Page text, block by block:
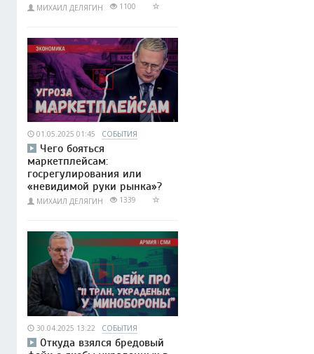
МИХАИЛ ДЕЛЯГИН 1100
01.05.2025 01:45 СОБЫТИЯ
Чего бояться
маркетплейсам:
госрегулирования или
«невидимой руки рынка»?
МИХАИЛ ДЕЛЯГИН 1339
30.04.2025 13:22 СОБЫТИЯ
Откуда взялся бредовый